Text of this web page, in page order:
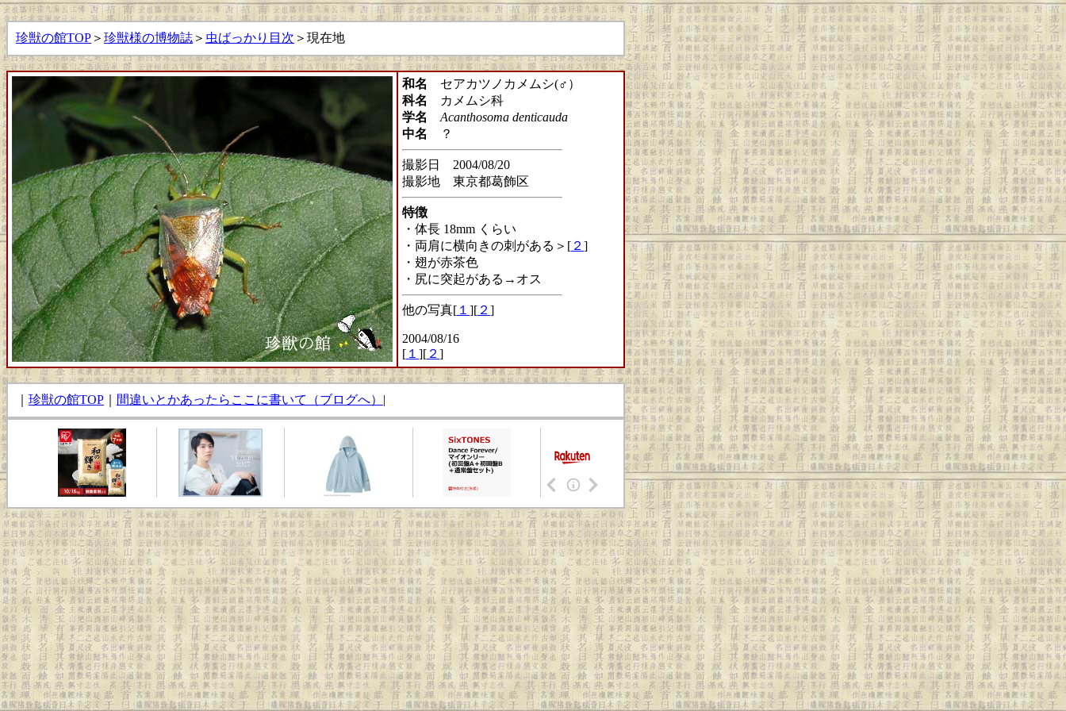
珍獣の館TOP ＞ 珍獣様の博物誌 ＞ 虫ばっかり目次 ＞現在地
和名
セアカツノカメムシ(♂）
科名
カメムシ科
学名
Acanthosoma denticauda
中名
？
撮影日 2004/08/20
撮影地 東京都葛飾区
特徴
・体長 18mm くらい
・両肩に横向きの刺がある＞[ ２ ]
・翅が赤茶色
・尻に突起がある→オス
他の写真[ １ ][ ２ ]
2004/08/16
[ １ ][ ２ ]
珍獣の館TOP 間違いとかあったらここに書いて（ブログへ） |